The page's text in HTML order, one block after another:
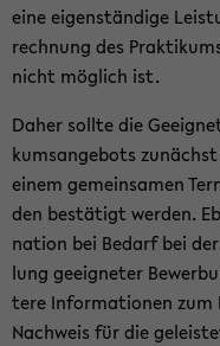
eine ei­gen­stän­di­ge
rech­nung des
nicht mög­lich ist.
Daher soll­te die
kums­an­ge­bots
einem ge­mein­sa­men
den be­stä­tigt wer­den.
na­ti­on bei Be­darf bei
lung ge­eig­ne­ter
te­re In­for­ma­tio­nen zum
Nach­weis für die